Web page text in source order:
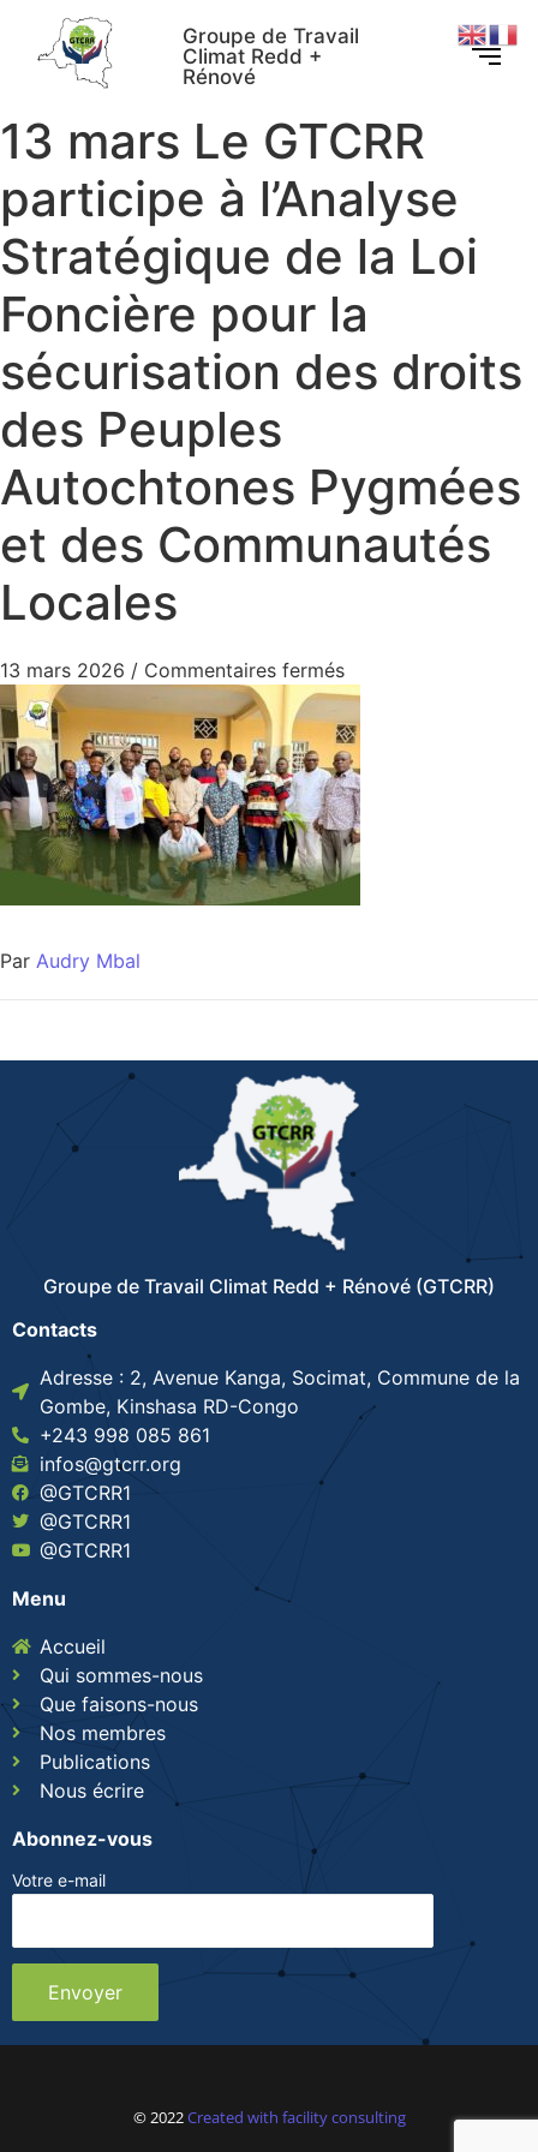
Groupe de Travail
Climat Redd +
Rénové
13 mars Le GTCRR
participe à l’Analyse
Stratégique de la Loi
Foncière pour la
sécurisation des droits
des Peuples
Autochtones Pygmées
et des Communautés
Locales
13 mars 2026 / Commentaires fermés
Par Audry Mbal
Groupe de Travail Climat Redd + Rénové (GTCRR)
Contacts
Adresse : 2, Avenue Kanga, Socimat, Commune de la
Gombe, Kinshasa RD-Congo
+243 998 085 861
infos@gtcrr.org
@GTCRR1
@GTCRR1
@GTCRR1
Menu
Accueil
Qui sommes-nous
Que faisons-nous
Nos membres
Publications
Nous écrire
Abonnez-vous
Votre e-mail
© 2022Created with facility consulting